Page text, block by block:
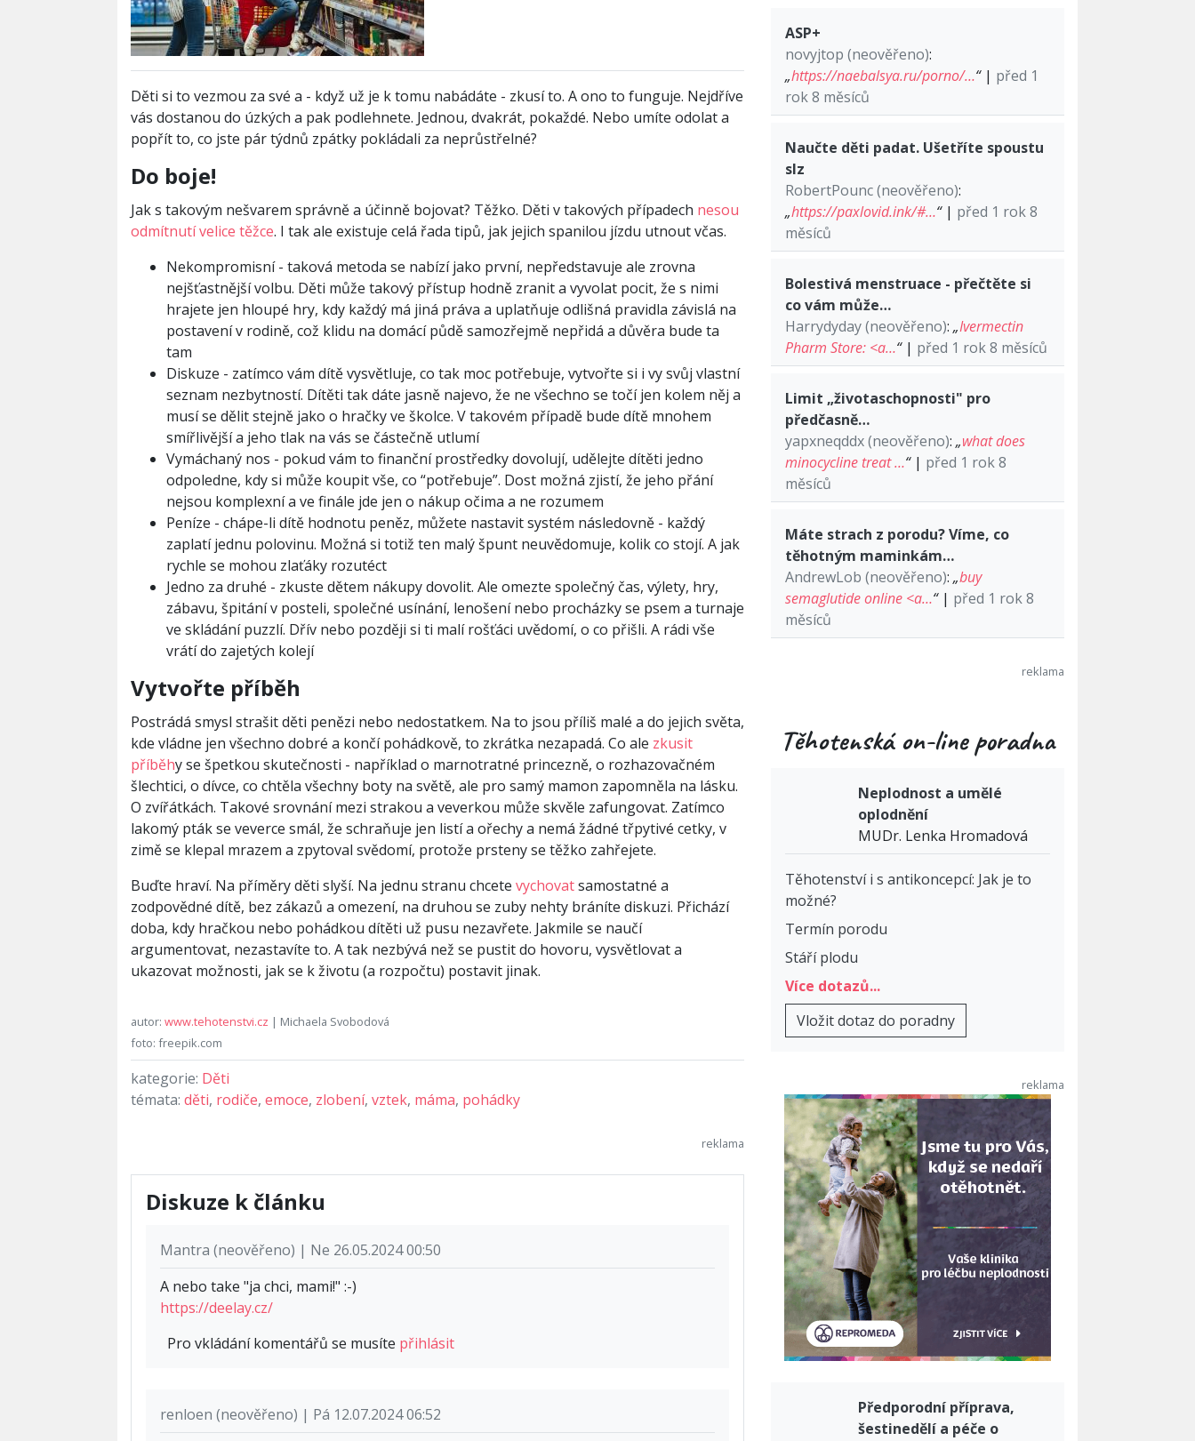
Děti si to vezmou za své a - když už je k tomu nabádáte - zkusí to. A ono to funguje. Nejdříve
vás dostanou do úzkých a pak podlehnete. Jednou, dvakrát, pokaždé. Nebo umíte odolat a
popřít to, co jste pár týdnů zpátky pokládali za neprůstřelné?
Do boje!
Jak s takovým nešvarem správně a účinně bojovat? Těžko. Děti v takových případech nesou
odmítnutí velice těžce. I tak ale existuje celá řada tipů, jak jejich spanilou jízdu utnout včas.
Nekompromisní - taková metoda se nabízí jako první, nepředstavuje ale zrovna
nejšťastnější volbu. Děti může takový přístup hodně zranit a vyvolat pocit, že s nimi
hrajete jen hloupé hry, kdy každý má jiná práva a uplatňuje odlišná pravidla závislá na
postavení v rodině, což klidu na domácí půdě samozřejmě nepřidá a důvěra bude ta
tam
Diskuze - zatímco vám dítě vysvětluje, co tak moc potřebuje, vytvořte si i vy svůj vlastní
seznam nezbytností. Dítěti tak dáte jasně najevo, že ne všechno se točí jen kolem něj a
musí se dělit stejně jako o hračky ve školce. V takovém případě bude dítě mnohem
smířlivější a jeho tlak na vás se částečně utlumí
Vymáchaný nos - pokud vám to finanční prostředky dovolují, udělejte dítěti jedno
odpoledne, kdy si může koupit vše, co “potřebuje”. Dost možná zjistí, že jeho přání
nejsou komplexní a ve finále jde jen o nákup očima a ne rozumem
Peníze - chápe-li dítě hodnotu peněz, můžete nastavit systém následovně - každý
zaplatí jednu polovinu. Možná si totiž ten malý špunt neuvědomuje, kolik co stojí. A jak
rychle se mohou zlaťáky rozutéct
Jedno za druhé - zkuste dětem nákupy dovolit. Ale omezte společný čas, výlety, hry,
zábavu, špitání v posteli, společné usínání, lenošení nebo procházky se psem a turnaje
ve skládání puzzlí. Dřív nebo později si ti malí rošťáci uvědomí, o co přišli. A rádi vše
vrátí do zajetých kolejí
Vytvořte příběh
Postrádá smysl strašit děti penězi nebo nedostatkem. Na to jsou příliš malé a do jejich světa,
kde vládne jen všechno dobré a končí pohádkově, to zkrátka nezapadá. Co ale zkusit
příběhy se špetkou skutečnosti - například o marnotratné princezně, o rozhazovačném
šlechtici, o dívce, co chtěla všechny boty na světě, ale pro samý mamon zapomněla na lásku.
O zvířátkách. Takové srovnání mezi strakou a veverkou může skvěle zafungovat. Zatímco
lakomý pták se veverce smál, že schraňuje jen listí a ořechy a nemá žádné třpytivé cetky, v
zimě se klepal mrazem a zpytoval svědomí, protože prsteny se těžko zahřejete.
Buďte hraví. Na příměry děti slyší. Na jednu stranu chcete vychovatsamostatné a
zodpovědné dítě, bez zákazů a omezení, na druhou se zuby nehty bráníte diskuzi. Přichází
doba, kdy hračkou nebo pohádkou dítěti už pusu nezavřete. Jakmile se naučí
argumentovat, nezastavíte to. A tak nezbývá než se pustit do hovoru, vysvětlovat a
ukazovat možnosti, jak se k životu (a rozpočtu) postavit jinak.
autor: www.tehotenstvi.cz | Michaela Svobodová
foto: freepik.com
kategorie: Děti
témata: děti, rodiče, emoce, zlobení, vztek, máma, pohádky
Diskuze k článku
Mantra (neověřeno) | Ne 26.05.2024 00:50
A nebo take "ja chci, mami!" :-)
https://deelay.cz/
Pro vkládání komentářů se musíte přihlásit
renloen (neověřeno) | Pá 12.07.2024 06:52
ASP+
novyjtop (neověřeno):
„https://naebalsya.ru/porno/…“| před 1
rok 8 měsíců
Naučte děti padat. Ušetříte spoustu
slz
RobertPounc (neověřeno):
„https://paxlovid.ink/#…“| před 1 rok 8
měsíců
Bolestivá menstruace - přečtěte si
co vám může…
Harrydyday (neověřeno): „Ivermectin
Pharm Store: <a…“| před 1 rok 8 měsíců
Limit „životaschopnosti" pro
předčasně…
yapxneqddx (neověřeno): „what does
minocycline treat …“| před 1 rok 8
měsíců
Máte strach z porodu? Víme, co
těhotným maminkám…
AndrewLob (neověřeno): „buy
semaglutide online <a…“| před 1 rok 8
měsíců
Těhotenská on-line poradna
Neplodnost a umělé
oplodnění
MUDr. Lenka Hromadová
Těhotenství i s antikoncepcí: Jak je to
možné?
Termín porodu
Stáří plodu
Více dotazů...
Vložit dotaz do poradny
Předporodní příprava,
šestinedělí a péče o